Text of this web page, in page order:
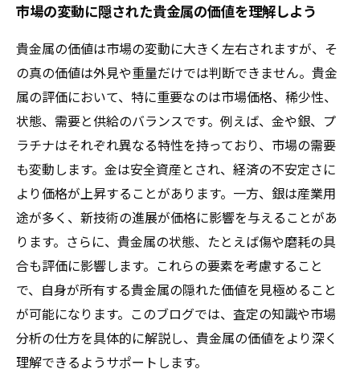
市場の変動に隠された貴金属の価値を理解しよう
貴金属の価値は市場の変動に大きく左右されますが、そ
の真の価値は外見や重量だけでは判断できません。貴金
属の評価において、特に重要なのは市場価格、稀少性、
状態、需要と供給のバランスです。例えば、金や銀、プ
ラチナはそれぞれ異なる特性を持っており、市場の需要
も変動します。金は安全資産とされ、経済の不安定さに
より価格が上昇することがあります。一方、銀は産業用
途が多く、新技術の進展が価格に影響を与えることがあ
ります。さらに、貴金属の状態、たとえば傷や磨耗の具
合も評価に影響します。これらの要素を考慮すること
で、自身が所有する貴金属の隠れた価値を見極めること
が可能になります。このブログでは、査定の知識や市場
分析の仕方を具体的に解説し、貴金属の価値をより深く
理解できるようサポートします。